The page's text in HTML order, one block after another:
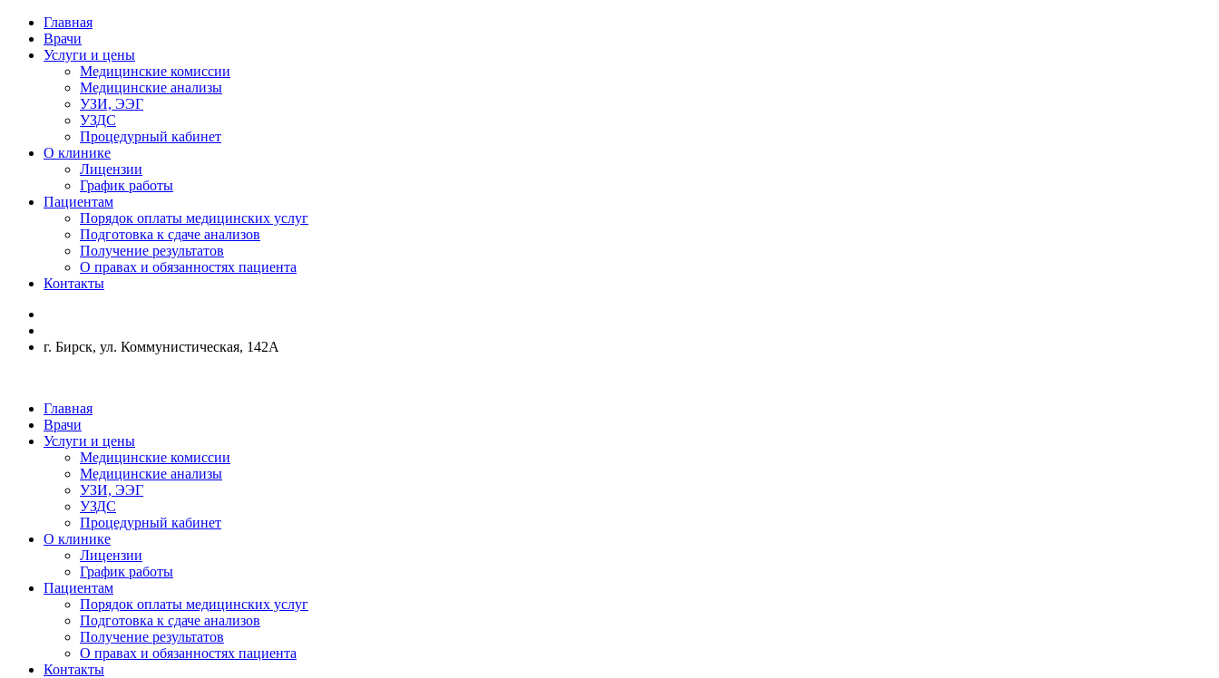
Главная
Врачи
Услуги и цены
Медицинские комиссии
Медицинские анализы
УЗИ, ЭЭГ
УЗДС
Процедурный кабинет
О клинике
Лицензии
График работы
Пациентам
Порядок оплаты медицинских услуг
Подготовка к сдаче анализов
Получение результатов
О правах и обязанностях пациента
Контакты
г. Бирск, ул. Коммунистическая, 142А
Главная
Врачи
Услуги и цены
Медицинские комиссии
Медицинские анализы
УЗИ, ЭЭГ
УЗДС
Процедурный кабинет
О клинике
Лицензии
График работы
Пациентам
Порядок оплаты медицинских услуг
Подготовка к сдаче анализов
Получение результатов
О правах и обязанностях пациента
Контакты